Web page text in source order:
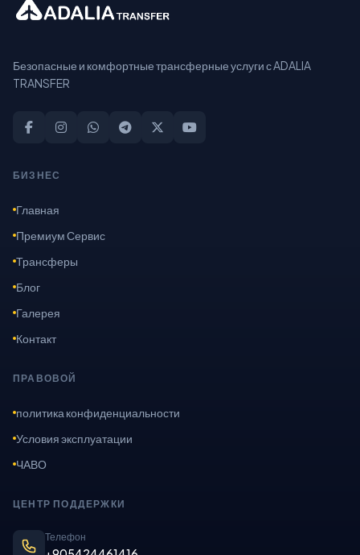
Безопасные и комфортные трансферные услуги с ADALIA
TRANSFER
БИЗНЕС
Главная
Премиум Сервис
Трансферы
Блог
Галерея
Контакт
ПРАВОВОЙ
политика конфиденциальности
Условия эксплуатации
ЧАВО
ЦЕНТР ПОДДЕРЖКИ
Телефон